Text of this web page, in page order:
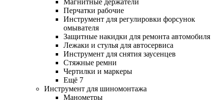
Магнитные держатели
Перчатки рабочие
Инструмент для регулировки форсунок
омывателя
Защитные накидки для ремонта автомобиля
Лежаки и стулья для автосервиса
Инструмент для снятия заусенцев
Стяжные ремни
Чертилки и маркеры
Ещё 7
Инструмент для шиномонтажа
Манометры